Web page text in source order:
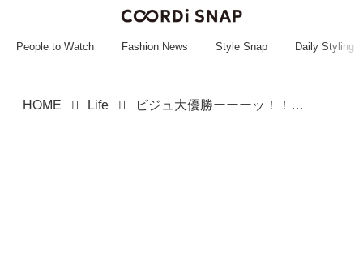
~~~~~~~~~~~
People to Watch Fashion News Style Snap Daily Styling
HOME Life ビジュ大優勝ーーーッ！！【スタバ】春を感じる♡「最新ドリンク」